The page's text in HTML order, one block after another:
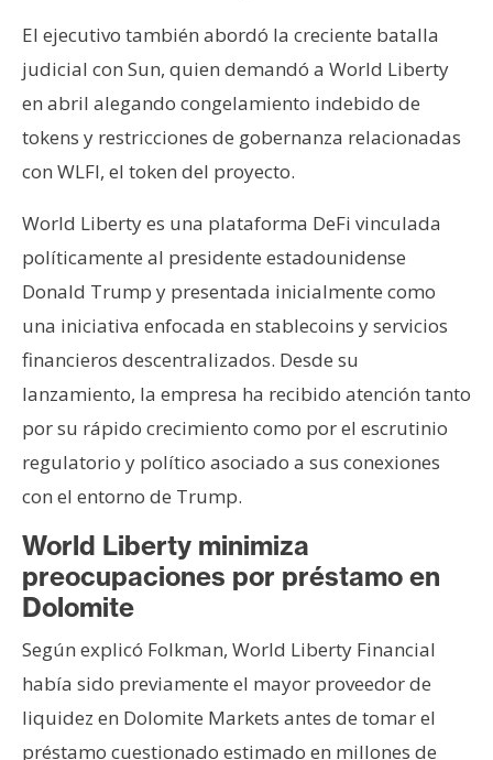
b
l
i
i
d
d
El ejecutivo también abordó la creciente batalla
judicial con Sun, quien demandó a World Liberty
en abril alegando congelamiento indebido de
tokens y restricciones de gobernanza relacionadas
con WLFI, el token del proyecto.
World Liberty es una plataforma DeFi vinculada
políticamente al presidente estadounidense
Donald Trump y presentada inicialmente como
una iniciativa enfocada en stablecoins y servicios
financieros descentralizados. Desde su
lanzamiento, la empresa ha recibido atención tanto
por su rápido crecimiento como por el escrutinio
regulatorio y político asociado a sus conexiones
con el entorno de Trump.
World Liberty minimiza
preocupaciones por préstamo en
Dolomite
Según explicó Folkman, World Liberty Financial
había sido previamente el mayor proveedor de
liquidez en Dolomite Markets antes de tomar el
préstamo cuestionado estimado en millones de